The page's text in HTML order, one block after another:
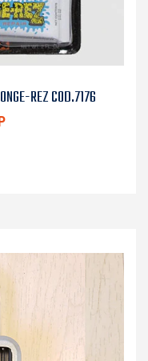
REZ COD.7176